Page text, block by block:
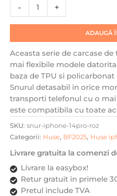
-
Pro,
detasabil,
Antisoc,
Protectie
Superioara,
Bumper
interior,
Magsafe,
Transparenta
cu
+
ADAUGĂ
Aceasta serie de carcase
mai flexibile modele
baza de TPU si
Snurul detasabil in orice
transporti telefonul cu o
este compatibila cu toate
SKU: snur-iphone-14pro-roz
Categorii: Huse, BF2025, Huse
Livrare gratuita la comenzi
Livrare la easybox!
Retur gratuit in primele
Pretul include TVA